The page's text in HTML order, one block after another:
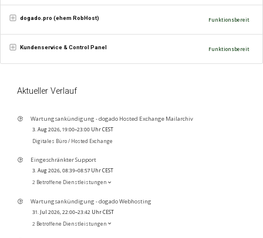
dogado.pro (ehem RobHost) Funktionsbereit
Kundenservice & Control Panel Funktionsbereit
Aktueller Verlauf
Wartungsankündigung - dogado Hosted Exchange Mailarchiv
3. Aug 2026, 19:00–23:00 Uhr CEST
Digitales Büro / Hosted Exchange
Eingeschränkter Support
3. Aug 2026, 08:39–08:57 Uhr CEST
2 Betroffene Dienstleistungen
Wartungsankündigung - dogado Webhosting
31. Jul 2026, 22:00–23:42 Uhr CEST
2 Betroffene Dienstleistungen